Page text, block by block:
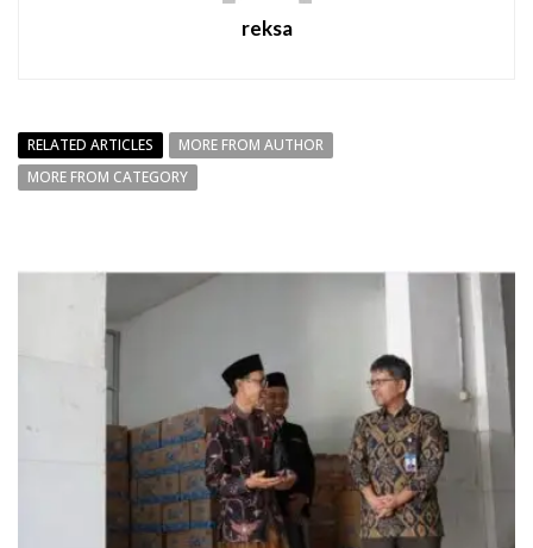
reksa
RELATED ARTICLES
MORE FROM AUTHOR
MORE FROM CATEGORY